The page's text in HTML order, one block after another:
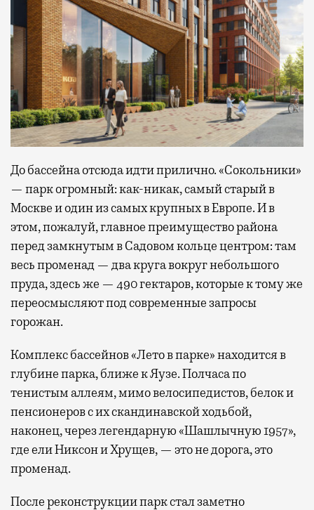
До бассейна отсюда идти прилично. «Сокольники»
— парк огромный: как-никак, самый старый в
Москве и один из самых крупных в Европе. И в
этом, пожалуй, главное преимущество района
перед замкнутым в Садовом кольце центром: там
весь променад — два круга вокруг небольшого
пруда, здесь же — 490 гектаров, которые к тому же
переосмысляют под современные запросы
горожан.
Комплекс бассейнов «Лето в парке» находится в
глубине парка, ближе к Яузе. Полчаса по
тенистым аллеям, мимо велосипедистов, белок и
пенсионеров с их скандинавской ходьбой,
наконец, через легендарную «Шашлычную 1957»,
где ели Никсон и Хрущев, — это не дорога, это
променад.
После реконструкции парк стал заметно